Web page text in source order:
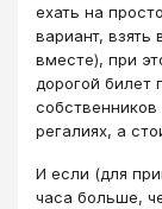
ехать на
вариант, взять
вместе), при
дорогой билет
регалиях, а
И если (для
часа больше,